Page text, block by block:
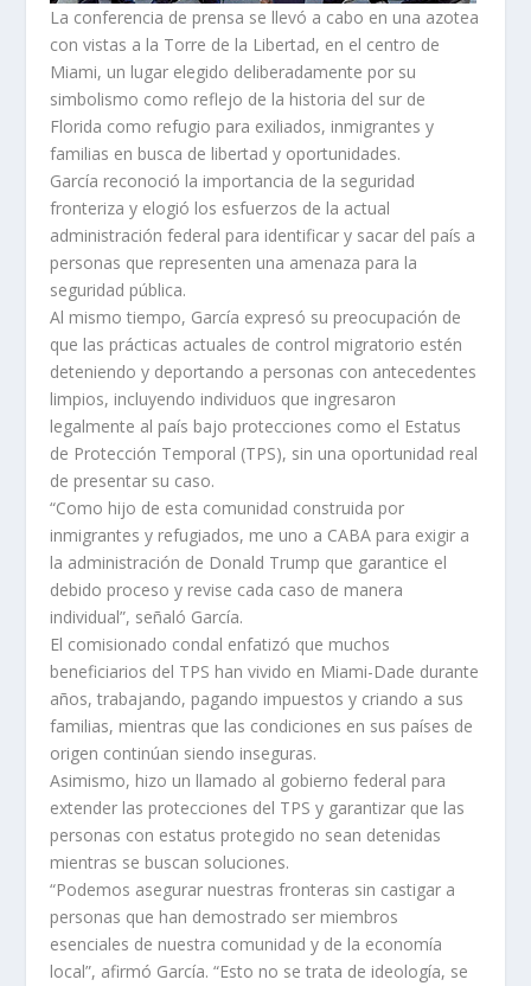
La conferencia de prensa se llevó a cabo en una azotea
con vistas a la Torre de la Libertad, en el centro de
Miami, un lugar elegido deliberadamente por su
simbolismo como reflejo de la historia del sur de
Florida como refugio para exiliados, inmigrantes y
familias en busca de libertad y oportunidades.
García reconoció la importancia de la seguridad
fronteriza y elogió los esfuerzos de la actual
administración federal para identificar y sacar del país a
personas que representen una amenaza para la
seguridad pública.
Al mismo tiempo, García expresó su preocupación de
que las prácticas actuales de control migratorio estén
deteniendo y deportando a personas con antecedentes
limpios, incluyendo individuos que ingresaron
legalmente al país bajo protecciones como el Estatus
de Protección Temporal (TPS), sin una oportunidad real
de presentar su caso.
“Como hijo de esta comunidad construida por
inmigrantes y refugiados, me uno a CABA para exigir a
la administración de Donald Trump que garantice el
debido proceso y revise cada caso de manera
individual”, señaló García.
El comisionado condal enfatizó que muchos
beneficiarios del TPS han vivido en Miami-Dade durante
años, trabajando, pagando impuestos y criando a sus
familias, mientras que las condiciones en sus países de
origen continúan siendo inseguras.
Asimismo, hizo un llamado al gobierno federal para
extender las protecciones del TPS y garantizar que las
personas con estatus protegido no sean detenidas
mientras se buscan soluciones.
“Podemos asegurar nuestras fronteras sin castigar a
personas que han demostrado ser miembros
esenciales de nuestra comunidad y de la economía
local”, afirmó García. “Esto no se trata de ideología, se